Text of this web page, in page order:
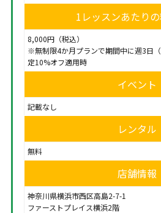
1レッスンあたり
8,000円（税込）
※無制限4か月プランで期間中に週3日
定10%オフ適用時
イベント
記載なし
レンタル
無料
店舗情報
神奈川県横浜市西区高島2-7-1
ファーストプレイス横浜2階